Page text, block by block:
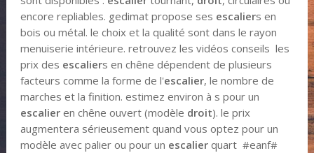
encore repliables. gedimat propose ses escaliers en
bois ou métal. le choix et la qualité sont dans le rayon
menuiserie intérieure. retrouvez les vidéos conseils les
prix des escaliers en chêne dépendent de plusieurs
facteurs comme la forme de l'escalier, le nombre de
marches et la finition. estimez environ à s pour un
escalieren chêne ouvert (modèle droit). le prix
augmentera sérieusement quand vous optez pour un
modèle avec palier ou pour un escalierquart #eanf#